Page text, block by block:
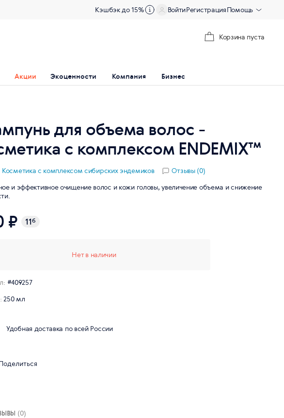
Кэшбэк до 15% ВойтиРегистрацияПомощь
Корзина пуста
Акции Экоценности Компания Бизнес
для объема волос -
с комплексом ENDEMIX™
Косметика с комплексом сибирских эндемиков
Отзывы (0)
и эффективное очищение волос и кожи головы, увеличение объема и снижение
₽ 11б
Нет в наличии
#409257
250 мл
Удобная доставка по всей России
(0)